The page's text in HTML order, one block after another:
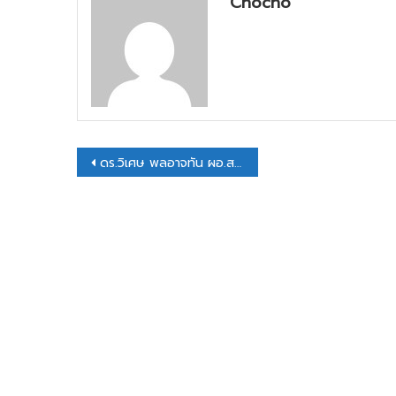
แนะแนว
ดร.วิเศษ พลอาจทัน ผอ.สพป.กาฬสินธุ์ เขต 1 ได้อนุญาตให้ดร.พรเพ็ญ ฤทธิลัน ผอ.กลุ่มนิเทศฯ พร้อมบุคลากรร่วมปฏิบัติหน้าที่วิทยากรในโครงการขยายผลวิทยากรเพื่อทำหน้าที่ผู้ถ่ายทอดความรู้เกี่ยวกับประวัติศาสตร์ชาติไทยประจำท้องถิ่นระดับอำเภอ (ครู ข) และระดับองค์กรปกครองส่วนท้องถิ่น จังหวัดกาฬสินธุ์